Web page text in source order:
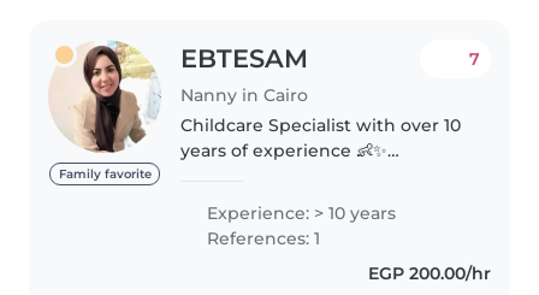
Family favorite
EBTESAM
Nanny in Cairo
7
Childcare Specialist with over 10
years of experience 👶✨
children's development through
creative activities and play 🎨
Experience: > 10 years
References: 1
EGP 200.00/hr